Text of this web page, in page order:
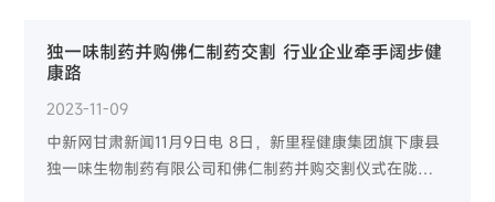
独一味制药并购佛仁制药交割 行业企业牵手阔步健
康路
2023-11-09
中新网甘肃新闻11月9日电 8日，新里程健康集团旗下康县
独一味生物制药有限公司和佛仁制药并购交割仪式在陇南